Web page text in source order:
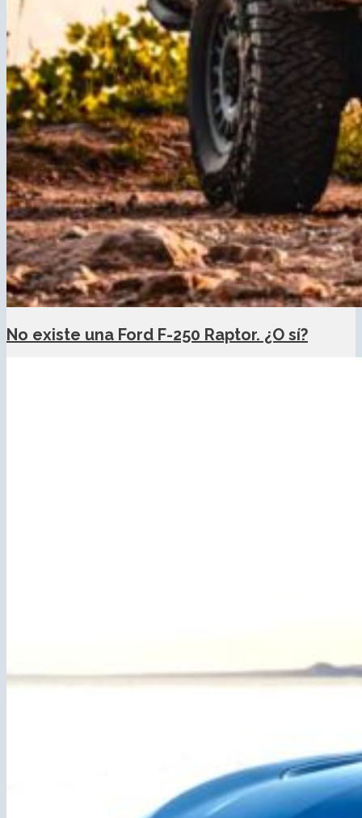
No existe una Ford F-250 Raptor. ¿O sí?